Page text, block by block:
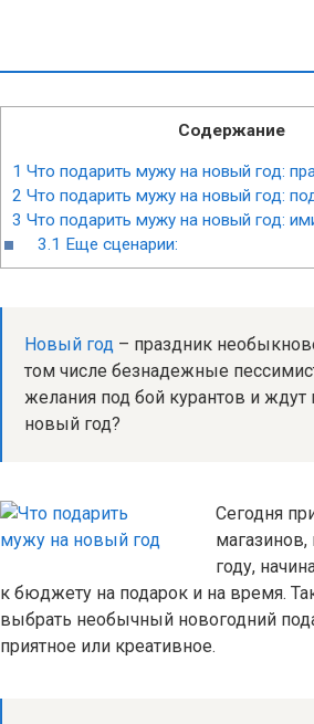
Содержание
1 Что подарить мужу на новый год:
2 Что подарить мужу на новый год:
3 Что подарить мужу на новый год:
3.1 Еще сценарии:
Новый год – праздник
том числе безнадежные
желания под бой курантов и
новый год?
Сегодня
году,
к бюджету на подарок и на время.
выбрать необычный новогодний
приятное или креативное.